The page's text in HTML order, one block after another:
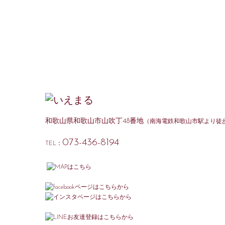
和歌山県和歌山市山吹丁48番地 （南海電鉄和歌山市駅より徒
TEL： 073-436-8194